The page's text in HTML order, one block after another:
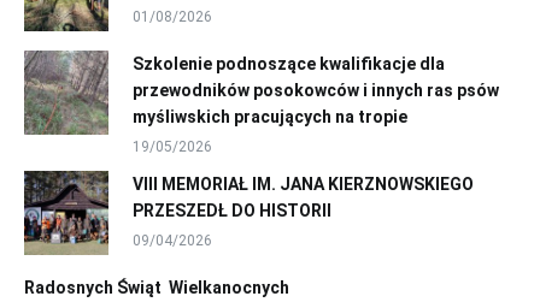
01/08/2026
Szkolenie podnoszące kwalifikacje dla
przewodników posokowców i innych ras psów
myśliwskich pracujących na tropie
19/05/2026
VIII MEMORIAŁ IM. JANA KIERZNOWSKIEGO
PRZESZEDŁ DO HISTORII
09/04/2026
Radosnych Świąt Wielkanocnych